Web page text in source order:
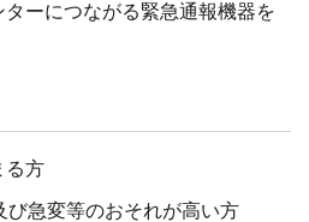
ーにつながる緊急通報機器を
る方
び急変等のおそれが高い方